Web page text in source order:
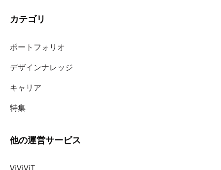
カテゴリ
ポートフォリオ
デザインナレッジ
キャリア
特集
他の運営サービス